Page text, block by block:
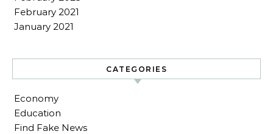
February 2021
January 2021
CATEGORIES
Economy
Education
Find Fake News